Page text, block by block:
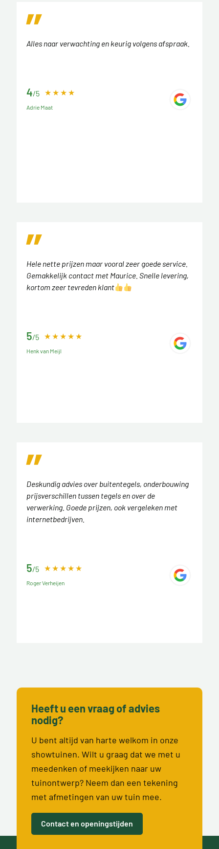
Alles naar verwachting en keurig volgens afspraak.
4/5
Adrie Maat
Hele nette prijzen maar vooral zeer goede service.
Gemakkelijk contact met Maurice. Snelle levering,
kortom zeer tevreden klant
5/5
Henk van Meijl
Deskundig advies over buitentegels, onderbouwing
prijsverschillen tussen tegels en over de
verwerking. Goede prijzen, ook vergeleken met
internetbedrijven.
5/5
Roger Verheijen
Heeft u een vraag of advies
nodig?
U bent altijd van harte welkom in onze
showtuinen. Wilt u graag dat we met u
meedenken of meekijken naar uw
tuinontwerp? Neem dan een tekening
met afmetingen van uw tuin mee.
Contact en openingstijden